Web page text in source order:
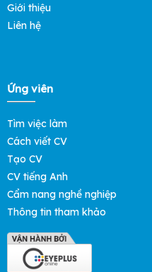
Giới thiệu
Liên hệ
Ứng viên
Tìm việc làm
Cách viết CV
Tạo CV
CV tiếng Anh
Cẩm nang nghề nghiệp
Thông tin tham khảo